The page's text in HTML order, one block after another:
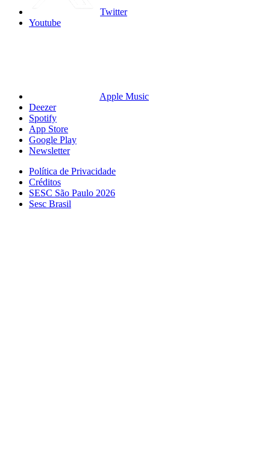
Twitter
Youtube
Apple Music
Deezer
Spotify
App Store
Google Play
Newsletter
Política de Privacidade
Créditos
SESC São Paulo 2026
Sesc Brasil